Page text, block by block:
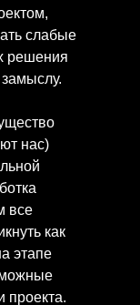
слабые
решения
нас)
все
как
этапе
проекта.